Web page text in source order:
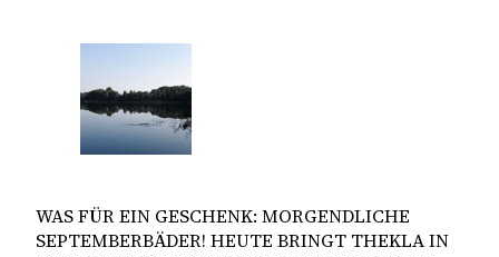
WAS FÜR EIN GESCHENK: MORGENDLICHE
SEPTEMBERBÄDER! HEUTE BRINGT THEKLA IN